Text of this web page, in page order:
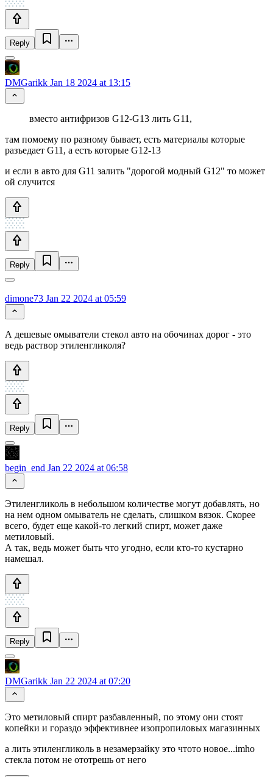
Reply
DMGarikk Jan 18 2024 at 13:15
вместо антифризов G12-G13 лить G11,
там помоему по разному бывает, есть материалы которые
разъедает G11, а есть которые G12-13
и если в авто для G11 залить "дорогой модный G12" то может
ой случится
Reply
dimone73 Jan 22 2024 at 05:59
А дешевые омыватели стекол авто на обочинах дорог - это
ведь раствор этиленгликоля?
Reply
begin_end Jan 22 2024 at 06:58
Этиленгликоль в небольшом количестве могут добавлять, но
на нем одном омыватель не сделать, слишком вязок. Скорее
всего, будет еще какой-то легкий спирт, может даже
метиловый.
А так, ведь может быть что угодно, если кто-то кустарно
намешал.
Reply
DMGarikk Jan 22 2024 at 07:20
Это метиловый спирт разбавленный, по этому они стоят
копейки и гораздо эффективнее изопропиловых магазинных
а лить этиленгликоль в незамерзайку это чтото новое...imho
стекла потом не ототрешь от него